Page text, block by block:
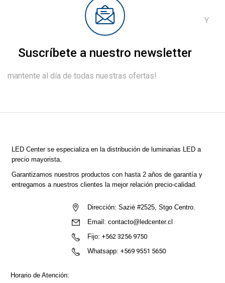
Suscríbete a nuestro newsletter
Y
mantente al día de todas nuestras ofertas!
LED Centerse especializa en la distribución de luminarias LED a
precio mayorista.
Garantizamos nuestros productos con hasta 2 años de garantía y
entregamos a nuestros clientes la mejor relación precio-calidad.
Dirección: Sazié #2525, Stgo Centro.
Email: contacto@ledcenter.cl
Fijo: +562 3256 9750
Whatsapp: +569 9551 5650
Horario de Atención: